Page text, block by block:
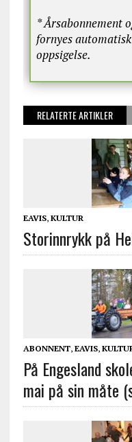
* Årsabonnement
fornyes
oppsigelse.
RELATERTE ARTIKLER
EAVIS, KULTUR
Storinnrykk på
ABONNENT, EAVIS,
På Engesland
mai på sin måte